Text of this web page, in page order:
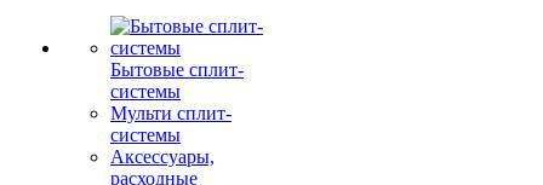
Бытовые сплит-
системы
Мульти сплит-
системы
Аксессуары,
расходные